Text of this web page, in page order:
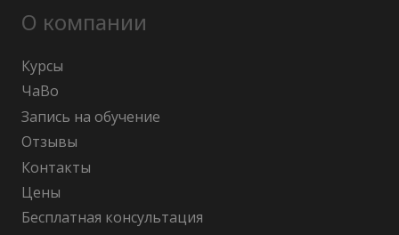
О компании
Курсы
ЧаВо
Запись на обучение
Отзывы
Контакты
Цены
Бесплатная консультация